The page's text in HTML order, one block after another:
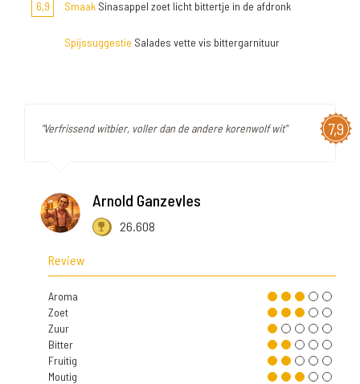
6,9 Smaak Sinasappel zoet licht bittertje in de afdronk
Spijssuggestie Salades vette vis bittergarnituur
7,9
"Verfrissend witbier, voller dan de andere korenwolf wit"
Arnold Ganzevles
26.608
Review
Aroma
Zoet
Zuur
Bitter
Fruitig
Moutig